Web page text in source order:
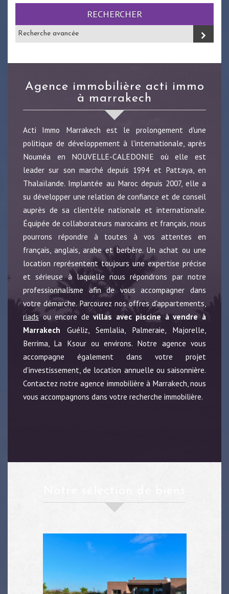
RECHERCHER
Recherche avancée
agence immobilière acti immo
à marrakech
Acti Immo Marrakech est le prolongement d'une
politique de développement à l'internationale, après
Nouméa en NOUVELLE-CALEDONIE où elle est
leader sur son marché depuis 1994 et Pattaya, en
Thalaïlande. Implantée au Maroc depuis 2007, elle a
su développer une relation de confiance et de conseil
auprès de sa clientèle nationale et internationale.
Équipée de collaborateurs marocains et français, nous
pourrons répondre à toutes à vos attentes en
français, anglais, arabe et berbère. Un achat ou une
location représentent toujours une expertise précise
et sérieuse à laquelle nous répondrons par notre
professionnalisme afin de vous accompagner dans
votre démarche. Parcourez nos offres d'appartements,
riads ou encore devillas avec piscine à vendre à
Marrakech Guéliz, Semlalia, Palmeraie, Majorelle,
Berrima, La Ksour ou environs. Notre agence vous
accompagne également dans votre projet
d'investissement, de location annuelle ou saisonnière.
Contactez notre agence immobilière à Marrakech, nous
vous accompagnons dans votre recherche immobilière.